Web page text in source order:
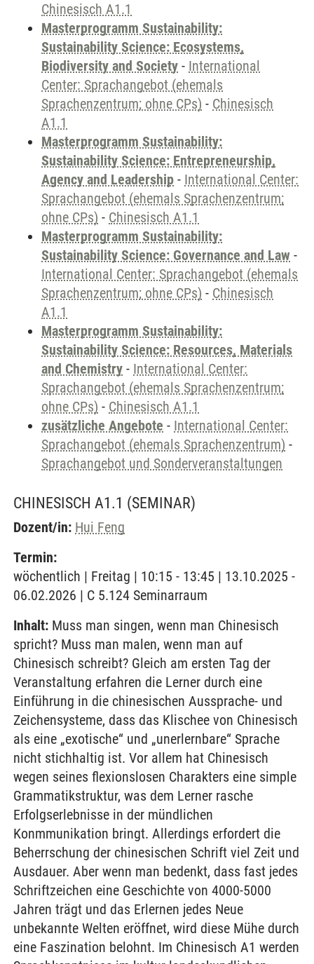
Chinesisch A1.1
Masterprogramm Sustainability:
Sustainability Science: Ecosystems,
Biodiversity and Society - International
Center: Sprachangebot (ehemals
Sprachenzentrum; ohne CPs) - Chinesisch
A1.1
Masterprogramm Sustainability:
Sustainability Science: Entrepreneurship,
Agency and Leadership - International Center:
Sprachangebot (ehemals Sprachenzentrum;
ohne CPs) - Chinesisch A1.1
Masterprogramm Sustainability:
Sustainability Science: Governance and Law -
International Center: Sprachangebot (ehemals
Sprachenzentrum; ohne CPs) - Chinesisch
A1.1
Masterprogramm Sustainability:
Sustainability Science: Resources, Materials
and Chemistry - International Center:
Sprachangebot (ehemals Sprachenzentrum;
ohne CPs) - Chinesisch A1.1
zusätzliche Angebote - International Center:
Sprachangebot (ehemals Sprachenzentrum) -
Sprachangebot und Sonderveranstaltungen
CHINESISCH A1.1 (SEMINAR)
Dozent/in: Hui Feng
Termin:
wöchentlich | Freitag | 10:15 - 13:45 | 13.10.2025 -
06.02.2026 | C 5.124 Seminarraum
Inhalt: Muss man singen, wenn man Chinesisch
spricht? Muss man malen, wenn man auf
Chinesisch schreibt? Gleich am ersten Tag der
Veranstaltung erfahren die Lerner durch eine
Einführung in die chinesischen Aussprache- und
Zeichensysteme, dass das Klischee von Chinesisch
als eine „exotische“ und „unerlernbare“ Sprache
nicht stichhaltig ist. Vor allem hat Chinesisch
wegen seines flexionslosen Charakters eine simple
Grammatikstruktur, was dem Lerner rasche
Erfolgserlebnisse in der mündlichen
Konmmunikation bringt. Allerdings erfordert die
Beherrschung der chinesischen Schrift viel Zeit und
Ausdauer. Aber wenn man bedenkt, dass fast jedes
Schriftzeichen eine Geschichte von 4000-5000
Jahren trägt und das Erlernen jedes Neue
unbekannte Welten eröffnet, wird diese Mühe durch
eine Faszination belohnt. Im Chinesisch A1 werden